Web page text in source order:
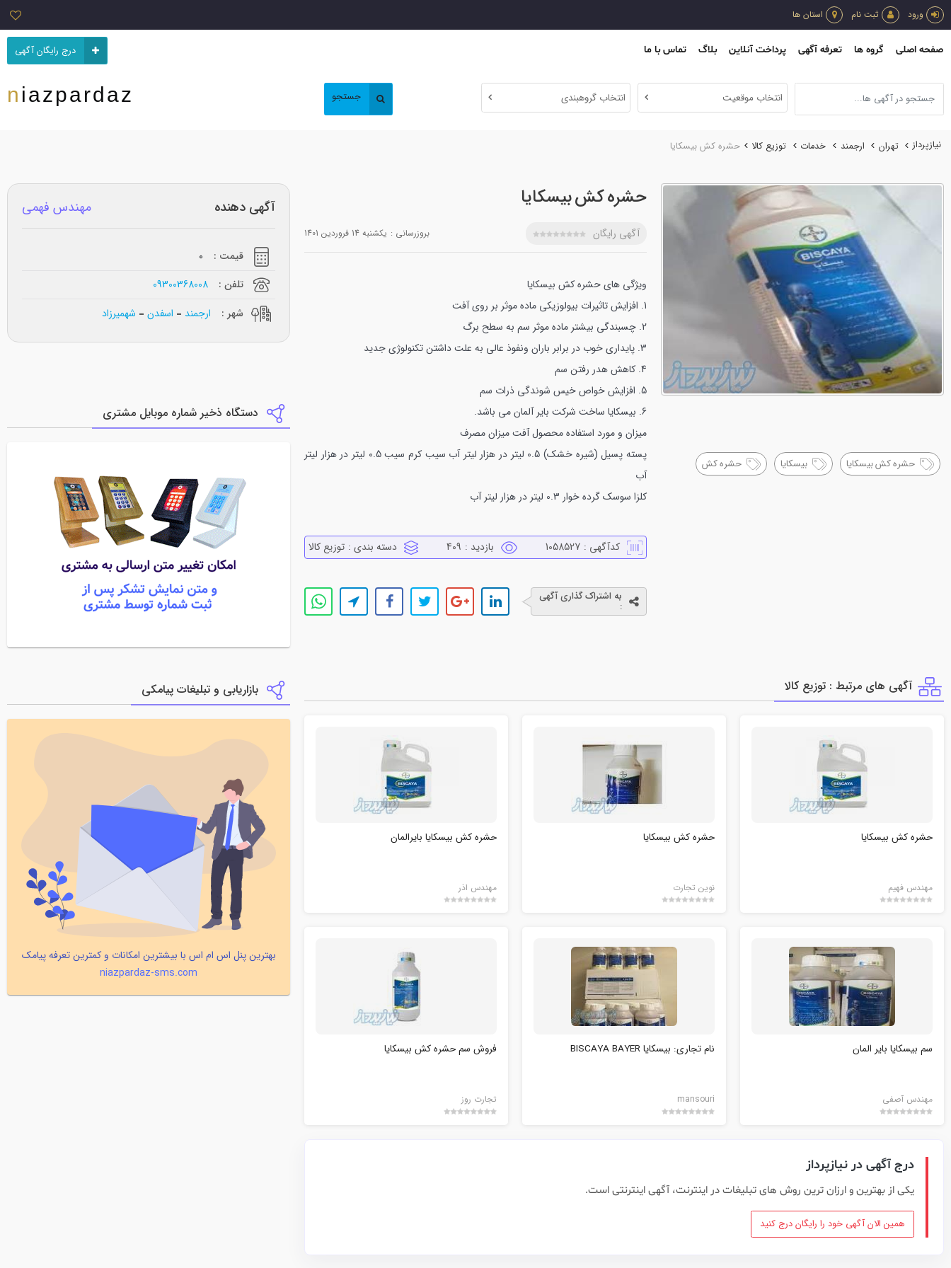
ورود ثبت نام استان ها
درج رایگان آگهی صفحه اصلی گروه ها تعرفه آگهی پرداخت آنلاین بلاگ تماس با ما
انتخاب موقعیت انتخاب گروهبندی جستجو niazpardaz
نیازپرداز تهران ارجمند خدمات توزيع كالا حشره کش بیسکایا
حشره کش بیسکایا بیسکایا حشره کش
حشره کش بیسکایا
آگهی رایگان بروزرسانی : يکشنبه 14 فروردين 1401
ویژگی های حشره کش بیسکایا
1. افزایش تاثیرات بیولوزیکی ماده موثر بر روی آفت
2. چسبندگی بیشتر ماده موثر سم به سطح برگ
3. پایداری خوب در برابر باران ونفوذ عالی به علت داشتن تکنولوژی جدید
4. کاهش هدر رفتن سم
5. افزایش خواص خیس شوندگی ذرات سم
6. بیسکایا ساخت شرکت بایر آلمان می باشد.
میزان و مورد استفادهمحصول آفت میزان مصرف
پسته پسیل (شیره خشک) 0.5 لیتر در هزار لیتر آب
سیب کرم سیب 0.5 لیتر در هزار لیتر
آب
کلزا سوسک گرده خوار 0.3 لیتر در هزار لیتر آب
کدآگهی : 1058527 بازدید : 409 دسته بندی : توزيع كالا
به اشتراک گذاری آگهی
:
آگهی های مرتبط : توزيع كالا
حشره کش بیسکایا
مهندس فهیم
حشره کش بیسکایا
نوین تجارت
حشره کش بیسکایا بایرالمان
مهندس اذر
سم بیسکایا بایر المان
مهندس آصفی
نام تجاری: بیسکایا BISCAYA BAYER
mansouri
فروش سم حشره کش بیسکایا
تجارت روز
درج آگهی در نیازپرداز
یکی از بهترین و ارزان ترین روش های تبلیغات در اینترنت، آگهی اینترنتی است.
همین الان آگهی خود را رایگان درج کنید
آگهی دهنده مهندس فهمی
قیمت :
0
تلفن :
09300368008
شهر :
ارجمند اسفدن شهمیرزاد
دستگاه ذخیر شماره موبایل مشتری
بازاریابی و تبلیغات پیامکی
بهترین پنل اس ام اس با بیشترین امکانات و کمترین تعرفه پیامک
niazpardaz-sms.com